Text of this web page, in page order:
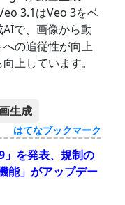
3.1はVeo 3をベ
で、画像から動
の追従性が向上
上しています。
生成
はてなブックマーク
を発表、規制の
能」がアップデー